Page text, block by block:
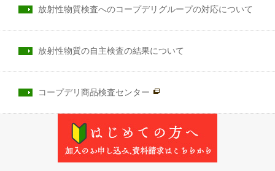
放射性物質検査へのコープデリグループの対応について
放射性物質の自主検査の結果について
コープデリ商品検査センター